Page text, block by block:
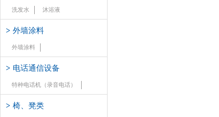
洗发水 沐浴液
> 外墙涂料
外墙涂料
> 电话通信设备
特种电话机（录音电话）
> 椅、凳类